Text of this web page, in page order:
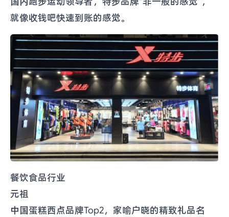
就像收钱吧快速到账的感觉。
餐饮食品行业
元祖
中国蛋糕西点品牌Top2，家喻户晓的精致礼品名